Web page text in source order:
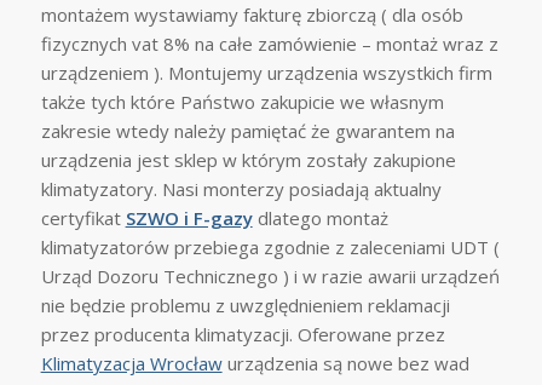
montażem wystawiamy fakturę zbiorczą ( dla osób
fizycznych vat 8% na całe zamówienie – montaż wraz z
urządzeniem ). Montujemy urządzenia wszystkich firm
także tych które Państwo zakupicie we własnym
zakresie wtedy należy pamiętać że gwarantem na
urządzenia jest sklep w którym zostały zakupione
klimatyzatory. Nasi monterzy posiadają aktualny
certyfikat SZWO i F-gazydlatego montaż
klimatyzatorów przebiega zgodnie z zaleceniami UDT (
Urząd Dozoru Technicznego ) i w razie awarii urządzeń
nie będzie problemu z uwzględnieniem reklamacji
przez producenta klimatyzacji. Oferowane przez
Klimatyzacja Wrocławurządzenia są nowe bez wad